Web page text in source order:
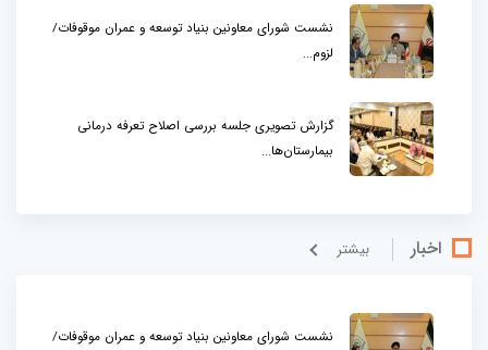
نشست شورای معاونین بنیاد توسعه و عمران موقوفات/
لزوم...
گزارش تصویری جلسه بررسی اصلاح تعرفه درمانی
بیمارستان‌ها...
اخبار بيشتر
نشست شورای معاونین بنیاد توسعه و عمران موقوفات/